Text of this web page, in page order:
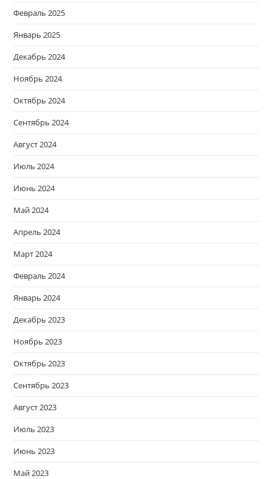
Февраль 2025
Январь 2025
Декабрь 2024
Ноябрь 2024
Октябрь 2024
Сентябрь 2024
Август 2024
Июль 2024
Июнь 2024
Май 2024
Апрель 2024
Март 2024
Февраль 2024
Январь 2024
Декабрь 2023
Ноябрь 2023
Октябрь 2023
Сентябрь 2023
Август 2023
Июль 2023
Июнь 2023
Май 2023